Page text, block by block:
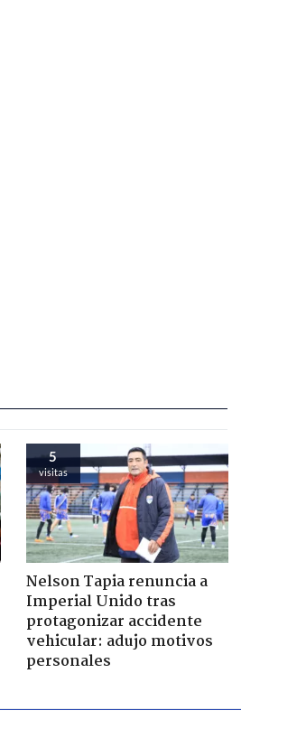
5
visitas
Nelson Tapia renuncia a
Imperial Unido tras
protagonizar accidente
vehicular: adujo motivos
personales